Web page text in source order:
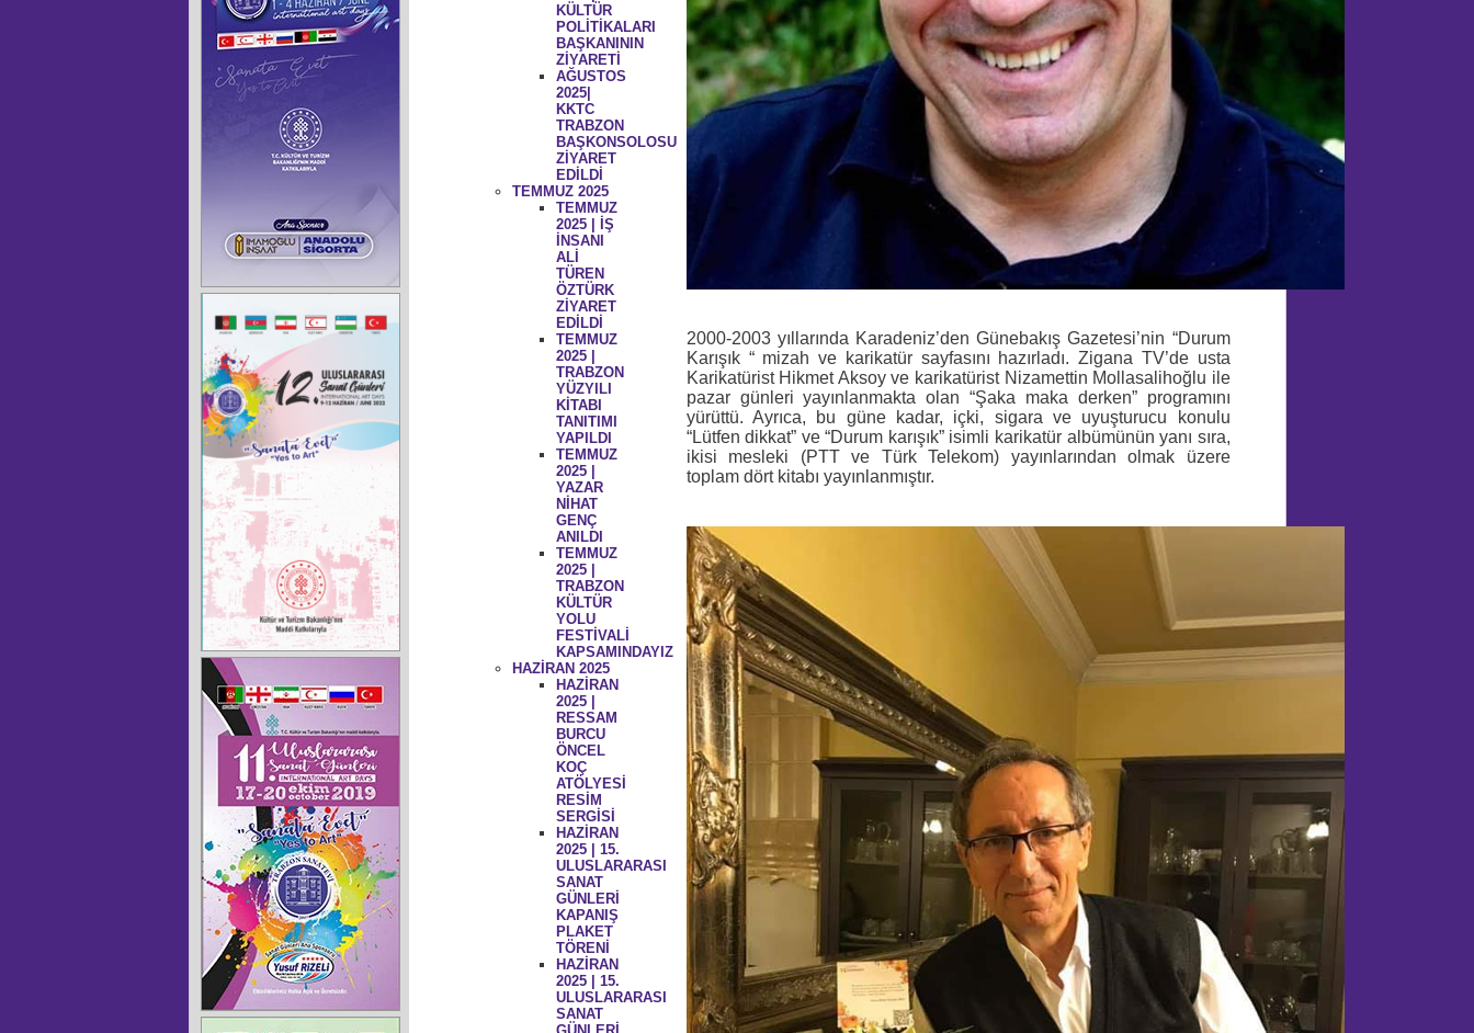
2000-2003 yıllarında Karadeniz’den Günebakış Gazetesi’nin “Durum
Karışık “ mizah ve karikatür sayfasını hazırladı. Zigana TV’de usta
Karikatürist Hikmet Aksoy ve karikatürist Nizamettin Mollasalihoğlu ile
pazar günleri yayınlanmakta olan “Şaka maka derken” programını
yürüttü. Ayrıca, bu güne kadar, içki, sigara ve uyuşturucu konulu
“Lütfen dikkat” ve “Durum karışık” isimli karikatür albümünün yanı sıra,
ikisi mesleki (PTT ve Türk Telekom) yayınlarından olmak üzere
toplam dört kitabı yayınlanmıştır.
KÜLTÜR
POLİTİKALARI
BAŞKANININ
ZİYARETİ
AĞUSTOS
2025|
KKTC
TRABZON
BAŞKONSOLOSU
ZİYARET
EDİLDİ
TEMMUZ 2025
TEMMUZ
2025 | İŞ
İNSANI
ALİ
TÜREN
ÖZTÜRK
ZİYARET
EDİLDİ
TEMMUZ
2025 |
TRABZON
YÜZYILI
KİTABI
TANITIMI
YAPILDI
TEMMUZ
2025 |
YAZAR
NİHAT
GENÇ
ANILDI
TEMMUZ
2025 |
TRABZON
KÜLTÜR
YOLU
FESTİVALİ
KAPSAMINDAYIZ
HAZİRAN 2025
HAZİRAN
2025 |
RESSAM
BURCU
ÖNCEL
KOÇ
ATÖLYESİ
RESİM
SERGİSİ
HAZİRAN
2025 | 15.
ULUSLARARASI
SANAT
GÜNLERİ
KAPANIŞ
PLAKET
TÖRENİ
HAZİRAN
2025 | 15.
ULUSLARARASI
SANAT